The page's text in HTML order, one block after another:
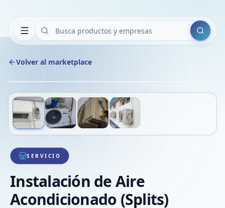
Buscar
Volver al marketplace
1/4
SERVICIO
Instalación de Aire
Acondicionado (Splits)